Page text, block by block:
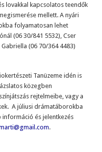
lovakkal kapcsolatos teendők
mellett. A nyári
folyamatosan lehet
(06 30/841 5532), Cser
(06 70/364 4483)
Tanüzeme idén is
közegben
rejtelmeibe, vagy a
A júliusi drámatáborokba
információ és jelentkezés
.